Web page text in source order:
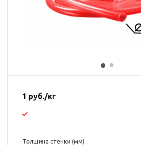
1 руб./кг
Толщина стенки (мм)